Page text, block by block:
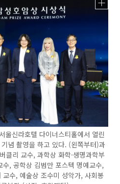
신라호텔 다이너스티홀에서 열린
념 촬영을 하고 있다. (왼쪽부터)과
클리 교수, 과학상 화학·생명과학부
, 공학상 김범만 포스텍 명예교수,
수, 예술상 조수미 성악가, 사회봉